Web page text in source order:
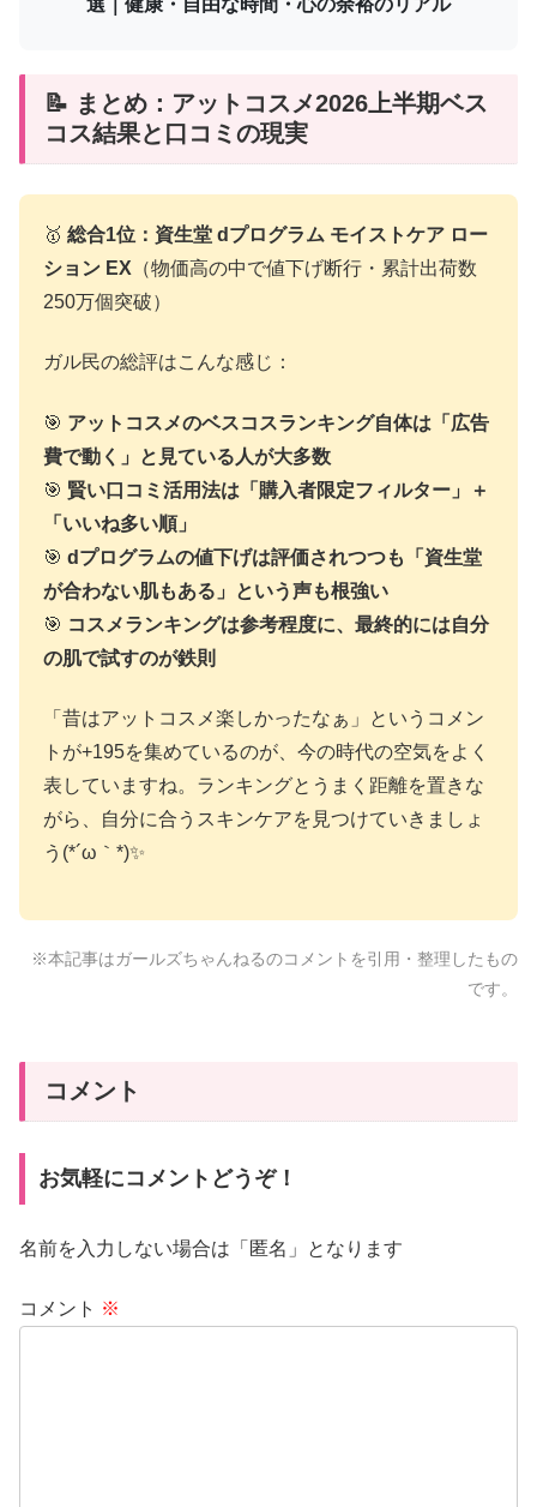
📝 まとめ：アットコスメ2026上半期ベス
コス結果と口コミの現実
🥇 総合1位：資生堂 dプログラム モイストケア ロー
ション EX （物価高の中で値下げ断行・累計出荷数
250万個突破）
ガル民の総評はこんな感じ：
🎯 アットコスメのベスコスランキング自体は「広告
費で動く」と見ている人が大多数
🎯 賢い口コミ活用法は「購入者限定フィルター」＋
「いいね多い順」
🎯 dプログラムの値下げは評価されつつも「資生堂
が合わない肌もある」という声も根強い
🎯 コスメランキングは参考程度に、最終的には自分
の肌で試すのが鉄則
「昔はアットコスメ楽しかったなぁ」というコメン
トが+195を集めているのが、今の時代の空気をよく
表していますね。ランキングとうまく距離を置きな
がら、自分に合うスキンケアを見つけていきましょ
う(*´ω｀*)✨
※本記事はガールズちゃんねるのコメントを引用・整理したもの
です。
コメント
お気軽にコメントどうぞ！
名前を入力しない場合は「匿名」となります
コメント ※